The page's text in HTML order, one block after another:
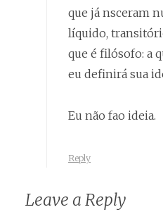
que já nsceram
líquido,
que é filósofo: a
eu definirá sua
Eu não fao ideia.
Reply
Leave a Reply